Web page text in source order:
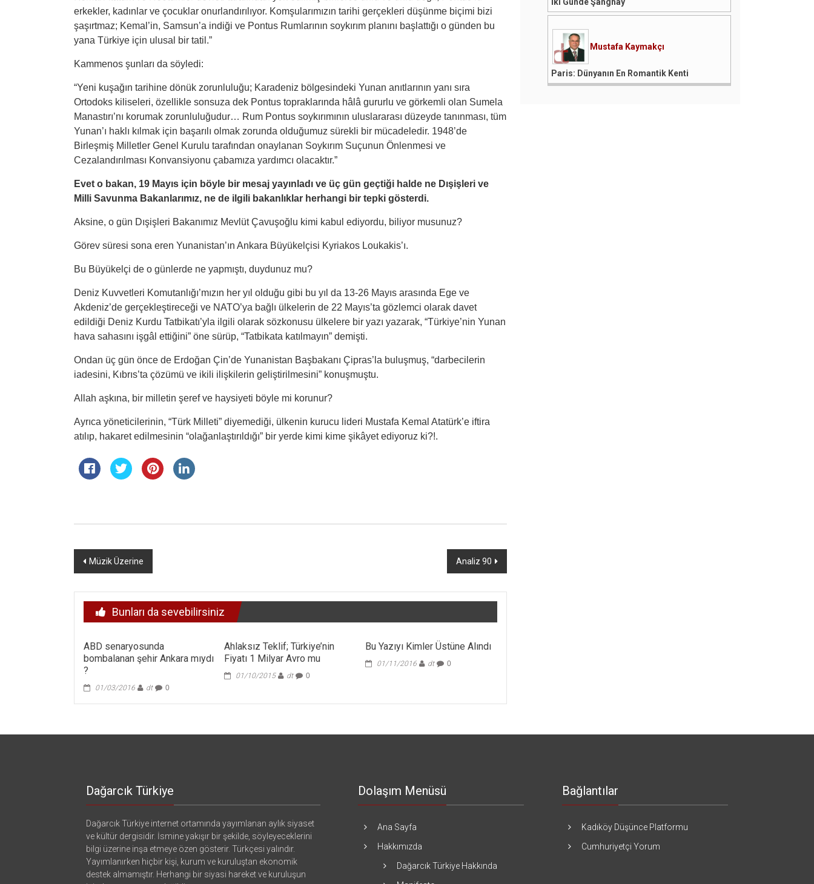
erkekler, kadınlar ve çocuklar onurlandırılıyor. Komşularımızın tarihi gerçekleri düşünme biçimi bizi
şaşırtmaz; Kemal’in, Samsun’a indiği ve Pontus Rumlarının soykırım planını başlattığı o günden bu
yana Türkiye için ulusal bir tatil.”
Kammenos şunları da söyledi:
“Yeni kuşağın tarihine dönük zorunluluğu; Karadeniz bölgesindeki Yunan anıtlarının yanı sıra
Ortodoks kiliseleri, özellikle sonsuza dek Pontus topraklarında hâlâ gururlu ve görkemli olan Sumela
Manastırı’nı korumak zorunluluğudur… Rum Pontus soykırımının uluslararası düzeyde tanınması, tüm
Yunan’ı haklı kılmak için başarılı olmak zorunda olduğumuz sürekli bir mücadeledir. 1948’de
Birleşmiş Milletler Genel Kurulu tarafından onaylanan Soykırım Suçunun Önlenmesi ve
Cezalandırılması Konvansiyonu çabamıza yardımcı olacaktır.”
Evet o bakan, 19 Mayıs için böyle bir mesaj yayınladı ve üç gün geçtiği halde ne Dışişleri ve
Milli Savunma Bakanlarımız, ne de ilgili bakanlıklar herhangi bir tepki gösterdi.
Aksine, o gün Dışişleri Bakanımız Mevlüt Çavuşoğlu kimi kabul ediyordu, biliyor musunuz?
Görev süresi sona eren Yunanistan’ın Ankara Büyükelçisi Kyriakos Loukakis’ı.
Bu Büyükelçi de o günlerde ne yapmıştı, duydunuz mu?
Deniz Kuvvetleri Komutanlığı’mızın her yıl olduğu gibi bu yıl da 13-26 Mayıs arasında Ege ve
Akdeniz’de gerçekleştireceği ve NATO’ya bağlı ülkelerin de 22 Mayıs’ta gözlemci olarak davet
edildiği Deniz Kurdu Tatbikatı’yla ilgili olarak sözkonusu ülkelere bir yazı yazarak, “Türkiye’nin Yunan
hava sahasını işgâl ettiğini” öne sürüp, “Tatbikata katılmayın” demişti.
Ondan üç gün önce de Erdoğan Çin’de Yunanistan Başbakanı Çipras’la buluşmuş, “darbecilerin
iadesini, Kıbrıs’ta çözümü ve ikili ilişkilerin geliştirilmesini” konuşmuştu.
Allah aşkına, bir milletin şeref ve haysiyeti böyle mi korunur?
Ayrıca yöneticilerinin, “Türk Milleti” diyemediği, ülkenin kurucu lideri Mustafa Kemal Atatürk’e iftira
atılıp, hakaret edilmesinin “olağanlaştırıldığı” bir yerde kimi kime şikâyet ediyoruz ki?!.
Yazı
Müzik Üzerine Analiz 90
Bunları da sevebilirsiniz
ABD senaryosunda
bombalanan şehir Ankara mıydı
?
01/03/2016 dt 0
Ahlaksız Teklif; Türkiye’nin
Fiyatı 1 Milyar Avro mu
01/10/2015 dt 0
Bu Yazıyı Kimler Üstüne Alındı
01/11/2016 dt 0
Mustafa Kaymakçı
Paris: Dünyanın En Romantik Kenti
Dağarcık Türkiye
Dağarcık Türkiye internet ortamında yayımlanan aylık siyaset
ve kültür dergisidir. İsmine yakışır bir şekilde, söyleyeceklerini
bilgi üzerine inşa etmeye özen gösterir. Türkçesi yalındır.
Yayımlanırken hiçbir kişi, kurum ve kuruluştan ekonomik
destek almamıştır. Herhangi bir siyasi hareket ve kuruluşun
Dolaşım Menüsü
Ana Sayfa
Hakkımızda
Dağarcık Türkiye Hakkında
Bağlantılar
Kadıköy Düşünce Platformu
Cumhuriyetçi Yorum